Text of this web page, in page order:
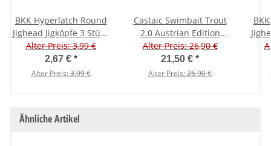
BKK Hyperlatch Round
Jighead Jigköpfe 3 Stück
20g - 6/0#
Alter Preis: 3,99 €
2,67 € *
Alter Preis:3,99 €
Castaic Swimbait Trout
2.0 Austrian Edition
Sinking 10" 25 cm
Albino
Alter Preis: 26,90 €
21,50 € *
Alter Preis:26,90 €
Ähnliche Artikel